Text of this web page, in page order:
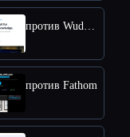
против Fathom